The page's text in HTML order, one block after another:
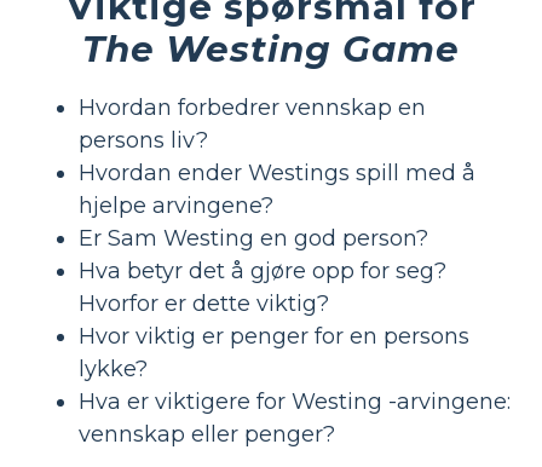
The Westing Game
Hvordan forbedrer vennskap en
persons liv?
Hvordan ender Westings spill med å
hjelpe arvingene?
Er Sam Westing en god person?
Hva betyr det å gjøre opp for seg?
Hvorfor er dette viktig?
Hvor viktig er penger for en persons
lykke?
Hva er viktigere for Westing -arvingene:
vennskap eller penger?